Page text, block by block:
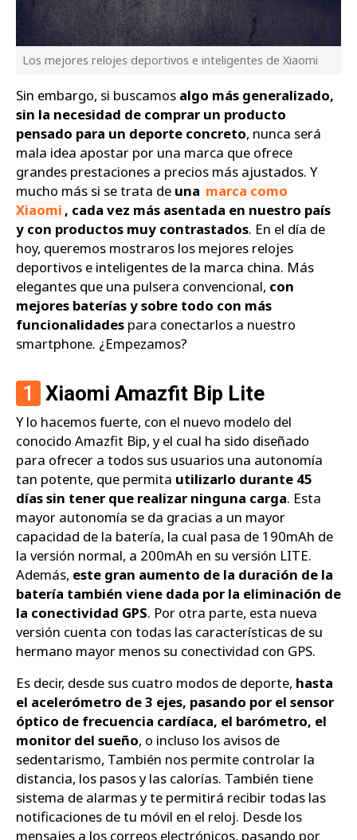
Los mejores relojes deportivos e inteligentes de Xiaomi
Sin embargo, si buscamos algo más generalizado,
sin la necesidad de comprar un producto
pensado para un deporte concreto, nunca será
mala idea apostar por una marca que ofrece
grandes prestaciones a precios más ajustados. Y
mucho más si se trata de una marca como
Xiaomi , cada vez más asentada en nuestro país
y con productos muy contrastados. En el día de
hoy, queremos mostraros los mejores relojes
deportivos e inteligentes de la marca china. Más
elegantes que una pulsera convencional, con
mejores baterías y sobre todo con más
funcionalidades para conectarlos a nuestro
smartphone. ¿Empezamos?
1 Xiaomi Amazfit Bip Lite
Y lo hacemos fuerte, con el nuevo modelo del
conocido Amazfit Bip, y el cual ha sido diseñado
para ofrecer a todos sus usuarios una autonomía
tan potente, que permita utilizarlo durante 45
días sin tener que realizar ninguna carga. Esta
mayor autonomía se da gracias a un mayor
capacidad de la batería, la cual pasa de 190mAh de
la versión normal, a 200mAh en su versión LITE.
Además, este gran aumento de la duración de la
batería también viene dada por la eliminación de
la conectividad GPS. Por otra parte, esta nueva
versión cuenta con todas las características de su
hermano mayor menos su conectividad con GPS.
Es decir, desde sus cuatro modos de deporte, hasta
el acelerómetro de 3 ejes, pasando por el sensor
óptico de frecuencia cardíaca, el barómetro, el
monitor del sueño, o incluso los avisos de
sedentarismo, También nos permite controlar la
distancia, los pasos y las calorías. También tiene
sistema de alarmas y te permitirá recibir todas las
notificaciones de tu móvil en el reloj. Desde los
mensajes a los correos electrónicos, pasando por